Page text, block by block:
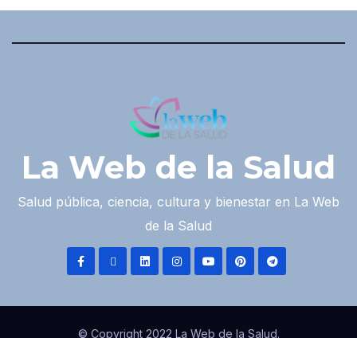
La Web de la Salud
Salud pública, ciencia, cultura y bienestar en La Web
de la Salud
© Copyright 2022 La Web de la Salud.